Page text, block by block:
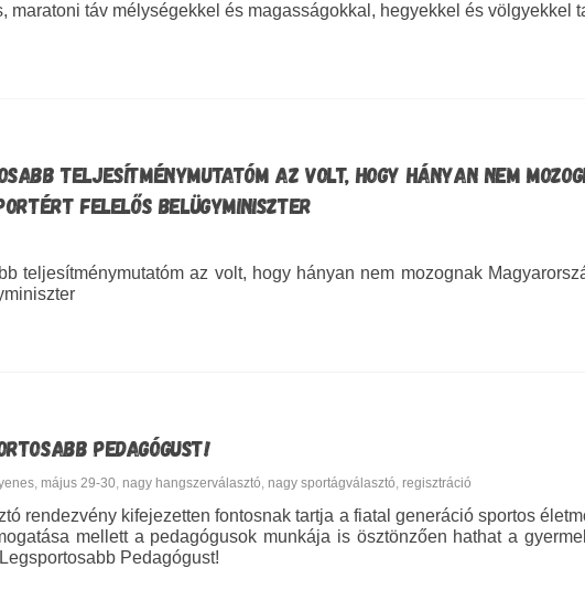
maratoni táv mélységekkel és magasságokkal, hegyekkel és völgyekkel
TELJESÍTMÉNYMUTATÓM AZ VOLT, HOGY HÁNYAN NEM
FELELŐS BELÜGYMINISZTER
teljesítménymutatóm az volt, hogy hányan nem mozognak
PEDAGÓGUST!
, május 29-30, nagy hangszerválasztó, nagy sportágválasztó, regisztráció
rendezvény kifejezetten fontosnak tartja a fiatal generáció sportos
mellett a pedagógusok munkája is ösztönzően hathat a
Pedagógust!